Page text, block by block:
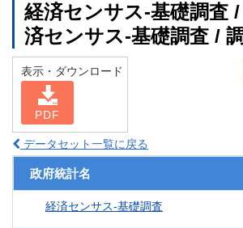
経済センサス‐基礎調査
済センサス‐基礎調査 /
表示・ダウンロード
PDF
データセット一覧に戻る
政府統計名
経済センサス‐基礎調査